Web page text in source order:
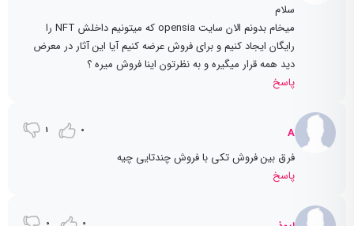
سلام
میخام بدونم الان سایت opensia که میتونیم داخلش NFT را
رایگان ایجاد کنیم و برای فروش عرضه کنیم آیا این آثار در معرض
دید همه قرار میگیره و به نظرتون اینا فروش میره ؟
پاسخ
A
0
1
فرق بین فروش تکی با فروش چندتایی چیه
پاسخ
0
0